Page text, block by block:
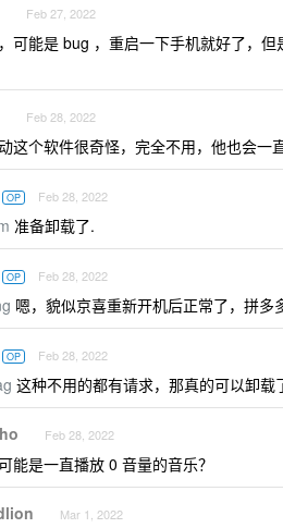
Feb 27, 2022
可能是 bug ，重启一下手机就好了，
Feb 28, 2022
这个软件很奇怪，完全不用，他也会一
OP Feb 28, 2022
准备卸载了.
OP Feb 28, 2022
嗯，貌似京喜重新开机后正常了，拼多
OP Feb 28, 2022
这种不用的都有请求，那真的可以卸载
Feb 28, 2022
能是一直播放 0 音量的音乐？
Mar 1, 2022